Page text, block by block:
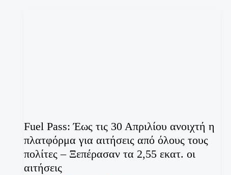
Fuel Pass: Έως τις 30 Απριλίου ανοιχτή η
πλατφόρμα για αιτήσεις από όλους τους
πολίτες – Ξεπέρασαν τα 2,55 εκατ. οι
αιτήσεις